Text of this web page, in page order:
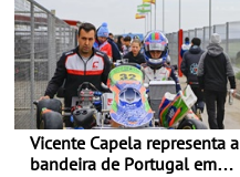
Vicente Capela representa a
bandeira de Portugal em